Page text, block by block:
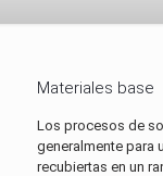
Materiales base
Los procesos de
generalmente para
recubiertas en un